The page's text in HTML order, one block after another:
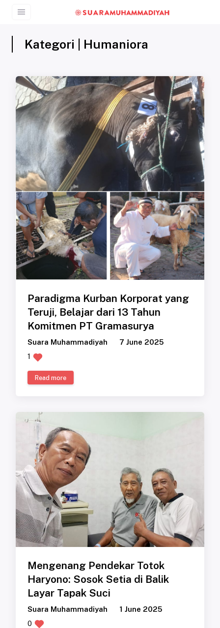
Kategori | Humaniora
Paradigma Kurban Korporat yang
Teruji, Belajar dari 13 Tahun
Komitmen PT Gramasurya
Suara Muhammadiyah
7 June 2025
1
Read more
Mengenang Pendekar Totok
Haryono: Sosok Setia di Balik
Layar Tapak Suci
Suara Muhammadiyah
1 June 2025
0